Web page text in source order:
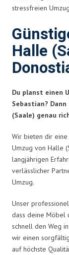
stressfreien
Halle
Du planst einen
Sebastian?
(Saale) genau
Wir bieten dir
Umzug von Halle
langjährigen
verlässlicher
Umzug.
Unser
dass deine Möbel
schnell den Weg
wir einen
auf höchste